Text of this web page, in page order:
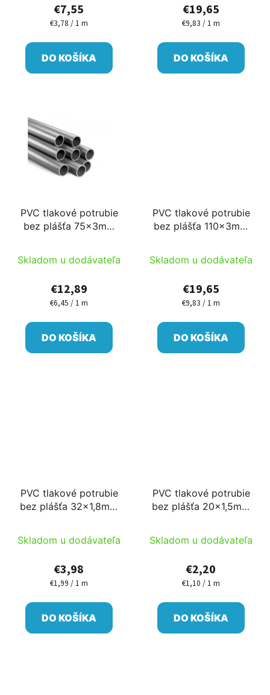
€7,55
Jednotková
€3,78 / 1 m
DO KOŠÍKA
€19,65
Jednotková
€9,83 / 1 m
DO KOŠÍKA
PVC tlakové potrubie
bez plášťa 75x3mm
Skladom u dodávateľa
€12,89
Jednotková
€6,45 / 1 m
DO KOŠÍKA
PVC tlakové potrubie
bez plášťa 110x3mm
Skladom u dodávateľa
€19,65
Jednotková
€9,83 / 1 m
DO KOŠÍKA
PVC tlakové potrubie
bez plášťa 32x1,8mm
Skladom u dodávateľa
€3,98
Jednotková
€1,99 / 1 m
DO KOŠÍKA
PVC tlakové potrubie
bez plášťa 20x1,5mm
Skladom u dodávateľa
€2,20
Jednotková
€1,10 / 1 m
DO KOŠÍKA